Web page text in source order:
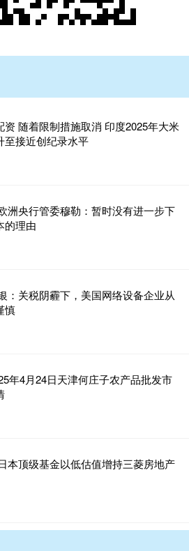
资 随着限制措施取消 印度2025年大米
至接近创纪录水平
洲央行管委穆勒：暂时没有进一步下
的理由
：关税阴霾下，美国网络设备企业从
慎
年4月24日天津何庄子农产品批发市
本顶级基金以低估值增持三菱房地产